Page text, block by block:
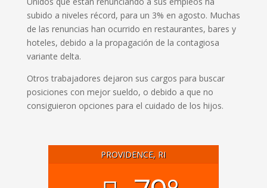
subido a niveles récord, para un 3% en agosto. Muchas
de las renuncias han ocurrido en restaurantes, bares y
hoteles, debido a la propagación de la contagiosa
variante delta.
Otros trabajadores dejaron sus cargos para buscar
posiciones con mejor sueldo, o debido a que no
consiguieron opciones para el cuidado de los hijos.
PROVIDENCE, RI